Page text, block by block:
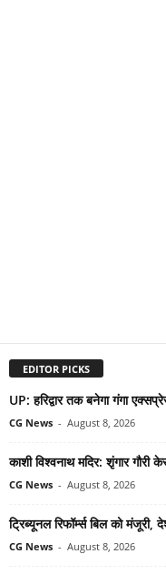
EDITOR PICKS
UP: हरिद्वार तक बनेगा गंगा
CG News - August 8, 2026
काशी विश्वनाथ मदिर: शृंगार
CG News - August 8, 2026
ट्रिब्यूनल रिफॉर्म्स बिल को मंजूरी,
CG News - August 8, 2026